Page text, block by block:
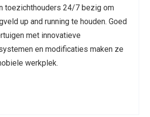
toezichthouders 24/7 bezig om
up and running te houden. Goed
met innovatieve
en modificaties maken ze
werkplek.